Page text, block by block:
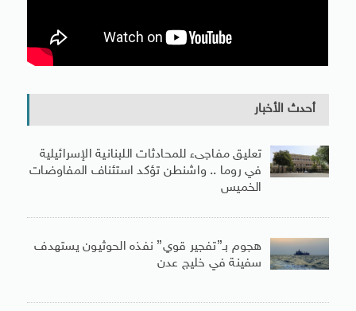
أحدث الأخبار
تعليق مفاجىء للمحادثات اللبنانية الإسرائيلية
في روما .. واشنطن تؤكد استئناف المفاوضات
الخميس
هجوم بـ”تفجير قوي” نفذه الحوثيون يستهدف
سفينة في خليج عدن